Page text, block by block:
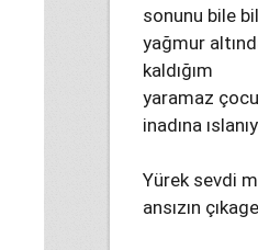
sonunu bile
yağmur
kaldığım
yaramaz
inadına
Yürek sevdi
ansızın